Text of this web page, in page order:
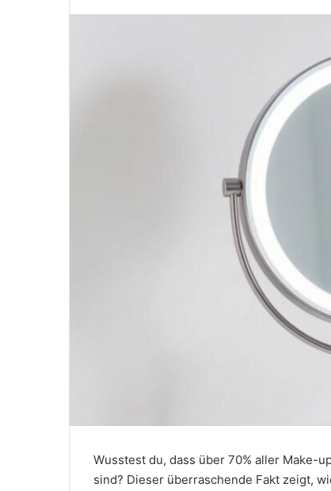
Wusstest du, dass über 70% aller Make-
sind? Dieser überraschende Fakt zeigt,